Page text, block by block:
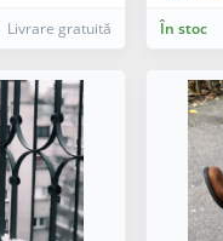
Livrare gratuită În stoc